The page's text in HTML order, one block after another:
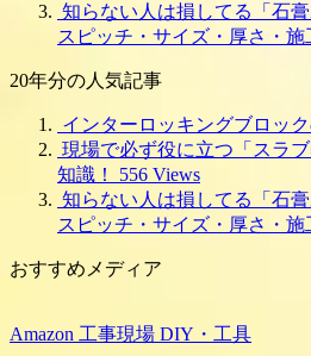
知らない人は損してる「石
スピッチ・サイズ・厚さ・施
20年分の人気記事
インターロッキングブロッ
現場で必ず役に立つ「スラ
知識！
556 Views
知らない人は損してる「石
スピッチ・サイズ・厚さ・施
おすすめメディア
Amazon 工事現場 DIY・工具